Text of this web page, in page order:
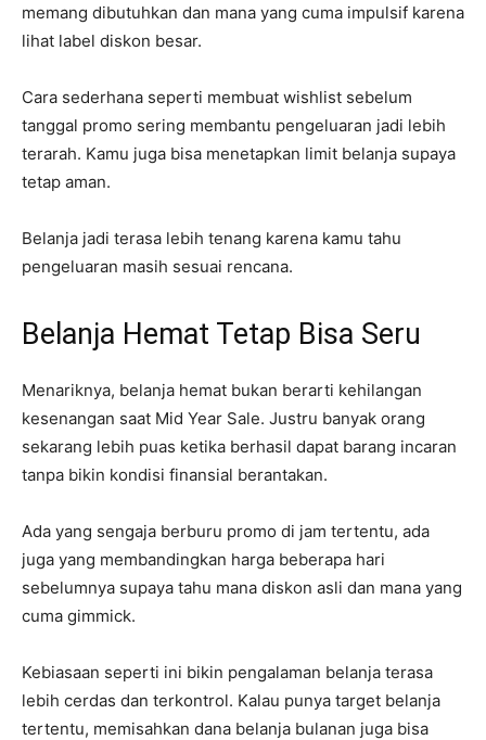
memang dibutuhkan dan mana yang cuma impulsif karena
lihat label diskon besar.
Cara sederhana seperti membuat wishlist sebelum
tanggal promo sering membantu pengeluaran jadi lebih
terarah. Kamu juga bisa menetapkan limit belanja supaya
tetap aman.
Belanja jadi terasa lebih tenang karena kamu tahu
pengeluaran masih sesuai rencana.
Belanja Hemat Tetap Bisa Seru
Menariknya, belanja hemat bukan berarti kehilangan
kesenangan saat Mid Year Sale. Justru banyak orang
sekarang lebih puas ketika berhasil dapat barang incaran
tanpa bikin kondisi finansial berantakan.
Ada yang sengaja berburu promo di jam tertentu, ada
juga yang membandingkan harga beberapa hari
sebelumnya supaya tahu mana diskon asli dan mana yang
cuma gimmick.
Kebiasaan seperti ini bikin pengalaman belanja terasa
lebih cerdas dan terkontrol. Kalau punya target belanja
tertentu, memisahkan dana belanja bulanan juga bisa